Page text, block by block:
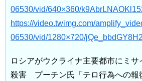
06530/vid/640×360/
https://video.twimg.com/
06530/vid/1280×720/
ロシアがウクライナ主要都市にミ
殺害 プーチン氏「テロ行為への報